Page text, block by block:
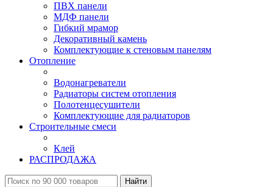
ПВХ панели
МДФ панели
Гибкий мрамор
Декоративный камень
Комплектующие к стеновым панелям
Отопление
Водонагреватели
Радиаторы систем отопления
Полотенцесушители
Комплектующие для радиаторов
Строительные смеси
Клей
РАСПРОДАЖА
Найти